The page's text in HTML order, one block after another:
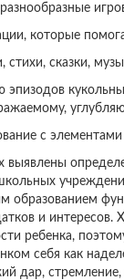
разнообразные
которые
стихи, сказки,
эпизодов
с
выявлены
образованием
и
ребенка,
себя как
дар,